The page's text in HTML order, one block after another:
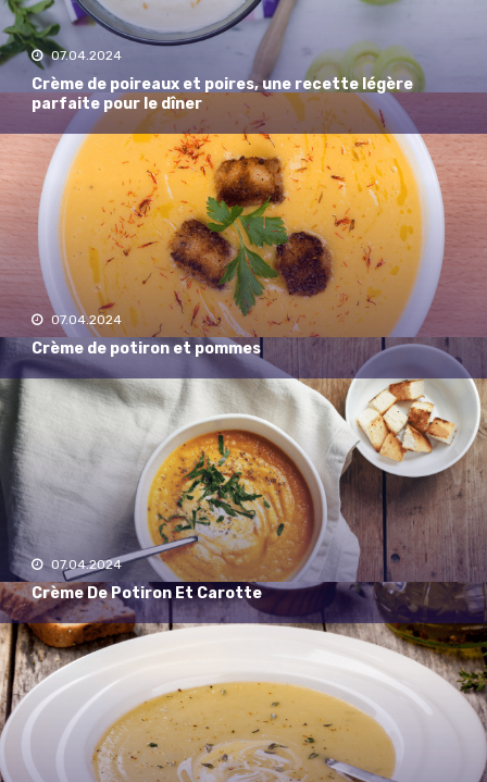
07.04.2024
Crème de poireaux et poires, une recette légère
parfaite pour le dîner
07.04.2024
Crème de potiron et pommes
07.04.2024
Crème De Potiron Et Carotte